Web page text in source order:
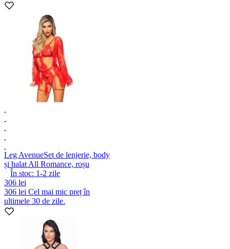
Leg AvenueSet de lenjerie, body
și halat All Romance, roșu
În stoc: 1-2 zile
306 lei
306 lei Cel mai mic preț în
ultimele 30 de zile.